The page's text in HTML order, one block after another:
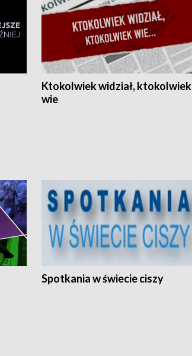
Ktokolwiek widział, ktokolwiek
wie
Spotkania w świecie ciszy